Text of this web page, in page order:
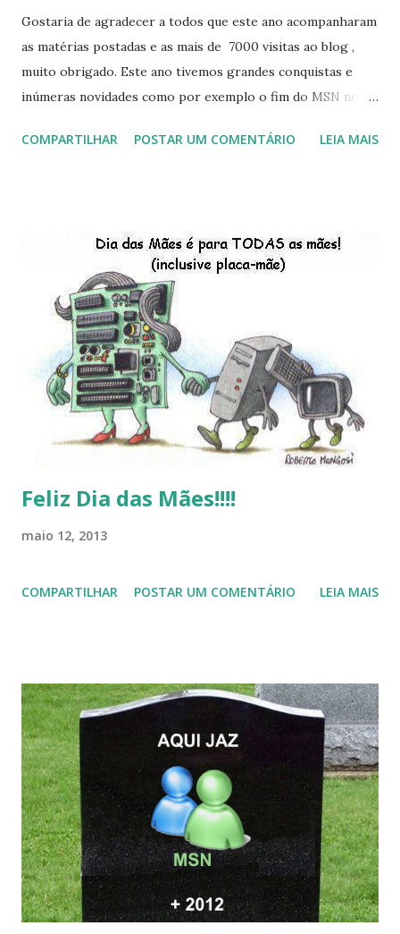
Gostaria de agradecer a todos que este ano acompanharam
as matérias postadas e as mais de 7000 visitas ao blog ,
muito obrigado. Este ano tivemos grandes conquistas e
inúmeras novidades como por exemplo o fim do MSN no
do Kaiana que será lançada em 2013, distro nacional , a
do LibreOffice , o IX Latinoware, a Microsoft boicotando o
Linux (como sempre), o lançamento do Windows 8 e a sua
baixa taxa de adesão pelos usuários, entre out ros. Gostaria
de desejar a todos Boas Festas e que em 2013 possamos
estar juntos novamente. Feliz Natal!!!! F eli z 2013 a todos!!!
COMPARTILHAR POSTAR UM COMENTÁRIO LEIA MAIS
Feliz Dia das Mães!!!!
maio 12, 2013
COMPARTILHAR POSTAR UM COMENTÁRIO LEIA MAIS